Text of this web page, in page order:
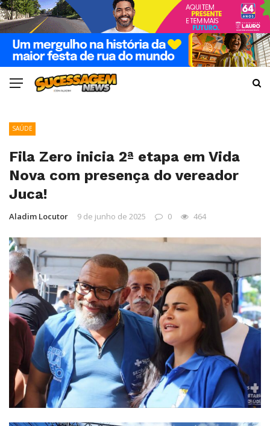
SAÚDE
Fila Zero inicia 2ª etapa em Vida
Nova com presença do vereador
Juca!
Aladim Locutor 9 de junho de 2025 0 464